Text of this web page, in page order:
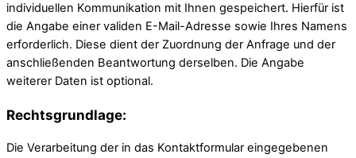
individuellen Kommunikation mit Ihnen gespeichert. Hierfür ist
die Angabe einer validen E-Mail-Adresse sowie Ihres Namens
erforderlich. Diese dient der Zuordnung der Anfrage und der
anschließenden Beantwortung derselben. Die Angabe
weiterer Daten ist optional.
Rechtsgrundlage:
Die Verarbeitung der in das Kontaktformular eingegebenen